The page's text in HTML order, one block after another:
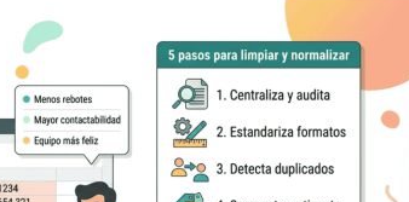
Ventas